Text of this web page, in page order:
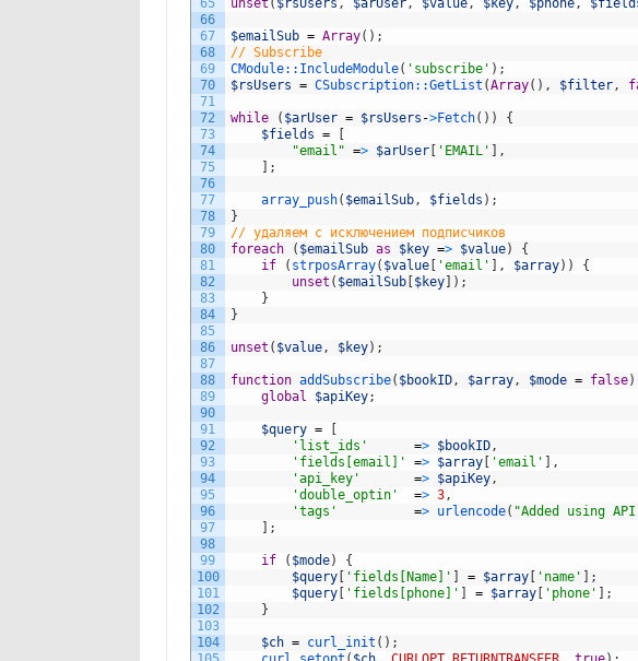
65
66
67
68
69
70
71
72
73
74
75
76
77
78
79
80
81
82
83
84
85
86
87
88
89
90
91
92
93
94
95
96
97
98
99
100
101
102
103
104
unset ( $rsUsers , $arUser, $value, $key, $phone,
$emailSub = Array( ) ;
// Subscribe
CModule:: IncludeModule( 'subscribe' ) ;
$rsUsers = CSubscription::GetList (Array( ) , $filter,
while ( $arUser = $rsUsers ->Fetch( ) )
{
$fields =
"email" => $arUser[ 'EMAIL'
,
;
array_push( $emailSub, $fields ) ;
}
// удаляем с исключением подписчиков
foreach
( $emailSub as $key => $value)
{
if
( strposArray( $value[ 'email' , $array) )
{
unset ( $emailSub[ $key] ) ;
}
}
unset ( $value, $key) ;
function addSubscribe( $bookID, $array, $mode = false)
global
$apiKey;
$query =
'list_ids'
=> $bookID,
'fields[email]'
=> $array[ 'email'
,
'api_key'
=> $apiKey,
'double_optin'
=> 3,
'tags'
=> urlencode( "Added using
;
if ( $mode)
{
$query[ 'fields[Name]' = $array[ 'name'
;
$query[ 'fields[phone]' = $array[ 'phone'
;
}
$ch = curl_init ( ) ;